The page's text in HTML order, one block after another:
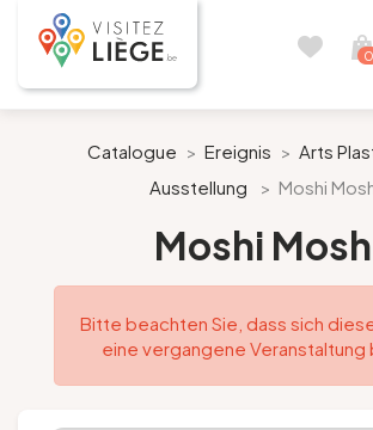
0
Wie ein Bürger von Lüttich
Meinen Aufenthalt vorbereiten
Unsere Vorschläge
Stadt Lüttich
Catalogue > Ereignis > Arts
Ausstellung
> Moshi
Moshi
Bitte beachten Sie, dass sich
eine vergangene Veranstaltung